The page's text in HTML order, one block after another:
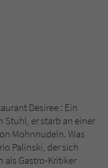
Desiree : Ein
Stuhl, er starb an einer
Mohnnudeln. Was
Palinski, der sich
als Gastro-Kritiker